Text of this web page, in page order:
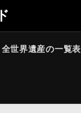
全世界遺産の一覧表